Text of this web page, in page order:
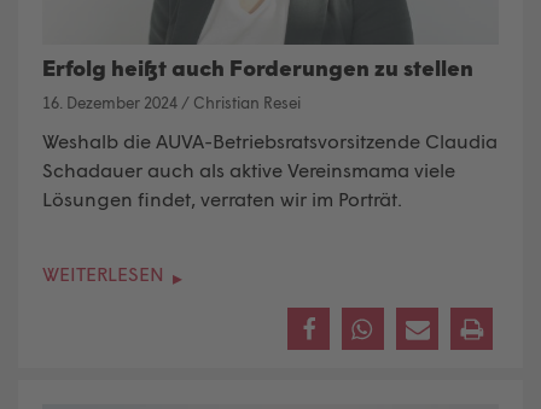
Erfolg heißt auch Forderungen zu stellen
16. Dezember 2024 / Christian Resei
Weshalb die AUVA-Betriebsratsvorsitzende Claudia
Schadauer auch als aktive Vereinsmama viele
Lösungen findet, verraten wir im Porträt.
WEITERLESEN